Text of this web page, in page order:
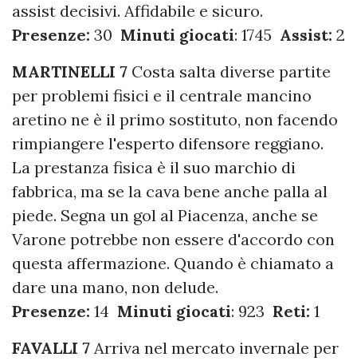
assist decisivi. Affidabile e sicuro.
Presenze: 30 Minuti giocati: 1745 Assist: 2
MARTINELLI 7 Costa salta diverse partite
per problemi fisici e il centrale mancino
aretino ne è il primo sostituto, non facendo
rimpiangere l'esperto difensore reggiano.
La prestanza fisica è il suo marchio di
fabbrica, ma se la cava bene anche palla al
piede. Segna un gol al Piacenza, anche se
Varone potrebbe non essere d'accordo con
questa affermazione. Quando è chiamato a
dare una mano, non delude.
Presenze: 14 Minuti giocati: 923 Reti: 1
FAVALLI 7 Arriva nel mercato invernale per